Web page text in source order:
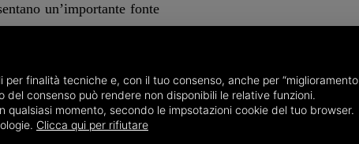
un’importante fonte
e accompagnano i
di monitoraggio in aree
attività tettonica.
finalità tecniche e, con il tuo consenso, anche per “miglioramento
del consenso può rendere non disponibili le relative funzioni.
momento, secondo le impsotazioni cookie del tuo browser.
Clicca qui per rifiutare